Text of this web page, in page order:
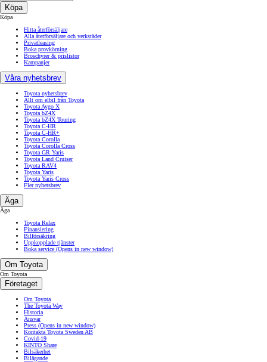
Köpa
Köpa
Hitta återförsäljare
Alla återförsäljare och verkstäder
Privatleasing
Boka provkörning
Broschyrer & prislistor
Kampanjer
Våra nyhetsbrev
Toyota nyhetsbrev
Allt om elbil från Toyota
Toyota Aygo X
Toyota bZ4X
Toyota bZ4X Touring
Toyota C-HR
Toyota C-HR+
Toyota Corolla
Toyota Corolla Cross
Toyota GR Yaris
Toyota Land Cruiser
Toyota RAV4
Toyota Yaris
Toyota Yaris Cross
Fler nyhetsbrev
Äga
Äga
Toyota Relax
Finansiering
Bilförsäkring
Uppkopplade tjänster
Boka service (Opens in new window)
Om Toyota
Om Toyota
Företaget
Om Toyota
The Toyota Way
Historia
Ansvar
Press (Opens in new window)
Kontakta Toyota Sweden AB
Covid-19
KINTO Share
Bilsäkerhet
Bilägande